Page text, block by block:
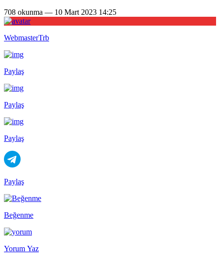
708 okunma — 10 Mart 2023 14:25
WebmasterTrb
Paylaş
Paylaş
Paylaş
Paylaş
Beğenme
Yorum Yaz